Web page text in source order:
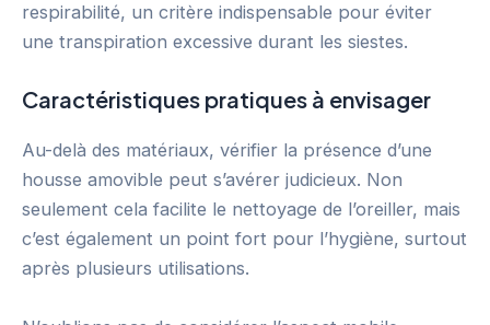
respirabilité, un critère indispensable pour éviter
une transpiration excessive durant les siestes.
Caractéristiques pratiques à envisager
Au-delà des matériaux, vérifier la présence d’une
housse amovible peut s’avérer judicieux. Non
seulement cela facilite le nettoyage de l’oreiller, mais
c’est également un point fort pour l’hygiène, surtout
après plusieurs utilisations.